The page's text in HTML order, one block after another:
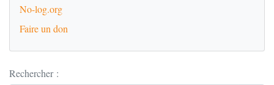
No-log.org
Faire un don
Rechercher :